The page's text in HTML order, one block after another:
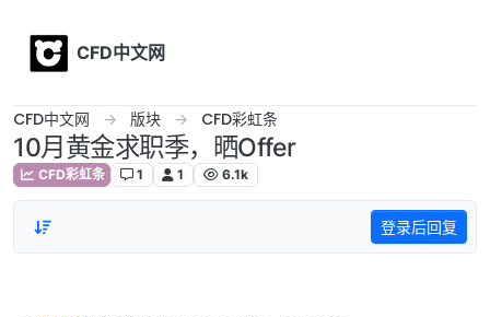
CFD中文网
CFD中文网 版块 CFD彩虹条
10月黄金求职季，晒Offer
CFD彩虹条 1 1 6.1k
登录后回复